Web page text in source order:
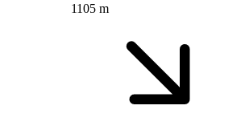
1105 m